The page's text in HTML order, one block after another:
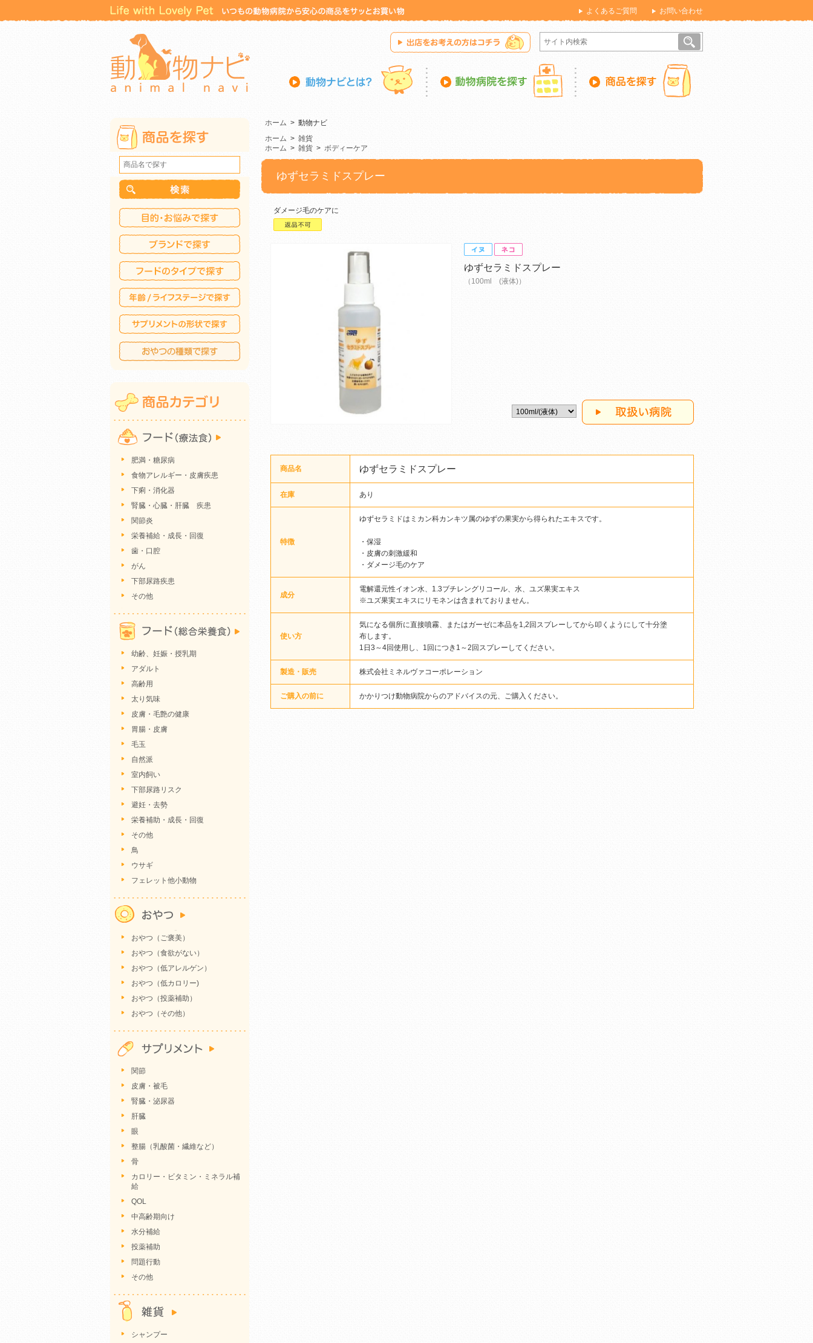
よくあるご質問 お問い合わせ
ホーム > 動物ナビ
ホーム > 雑貨
ホーム > 雑貨 > ボディーケア
ゆずセラミドスプレー
ダメージ毛のケアに
ゆずセラミドスプレー
（100ml (液体)）
商品名 ゆずセラミドスプレー
在庫 あり
特徴
ゆずセラミドはミカン科カンキツ属のゆずの果実から得られたエキスです。
・保湿
・皮膚の刺激緩和
・ダメージ毛のケア
成分
電解還元性イオン水、1.3ブチレングリコール、水、ユズ果実エキス
※ユズ果実エキスにリモネンは含まれておりません。
使い方
気になる個所に直接噴霧、またはガーゼに本品を1,2回スプレーしてから叩くようにして十分塗
布します。
1日3～4回使用し、1回につき1～2回スプレーしてください。
製造・販売 株式会社ミネルヴァコーポレーション
ご購入の前に かかりつけ動物病院からのアドバイスの元、ご購入ください。
肥満・糖尿病
食物アレルギー・皮膚疾患
下痢・消化器
腎臓・心臓・肝臓 疾患
関節炎
栄養補給・成長・回復
歯・口腔
がん
下部尿路疾患
その他
幼齢、妊娠・授乳期
アダルト
高齢用
太り気味
皮膚・毛艶の健康
胃腸・皮膚
毛玉
自然派
室内飼い
下部尿路リスク
避妊・去勢
栄養補助・成長・回復
その他
鳥
ウサギ
フェレット他小動物
おやつ（ご褒美）
おやつ（食欲がない）
おやつ（低アレルゲン）
おやつ（低カロリー)
おやつ（投薬補助）
おやつ（その他）
関節
皮膚・被毛
腎臓・泌尿器
肝臓
眼
整腸（乳酸菌・繊維など）
骨
カロリー・ビタミン・ミネラル補
給
QOL
中高齢期向け
水分補給
投薬補助
問題行動
その他
シャンプー